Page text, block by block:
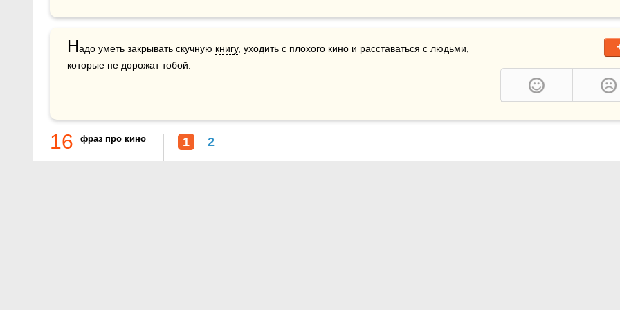
Надо уметь закрывать скучную книгу, уходить с плохого кино и расставаться с людьми,
которые не дорожат тобой.
16 фраз про кино 1 2